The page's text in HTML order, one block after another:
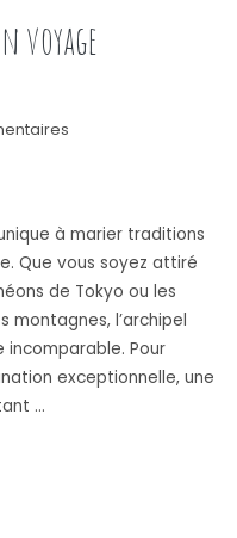
voyage
à marier traditions
Que vous soyez attiré
de Tokyo ou les
montagnes, l’archipel
Pour
exceptionnelle, une
…